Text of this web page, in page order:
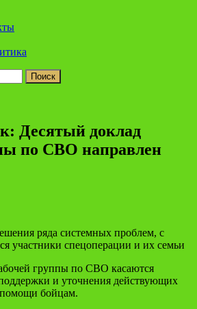
Десятый доклад
по СВО направлен
ряда системных проблем, с
участники спецоперации и их семьи
группы по СВО касаются
и уточнения действующих
помощи бойцам.